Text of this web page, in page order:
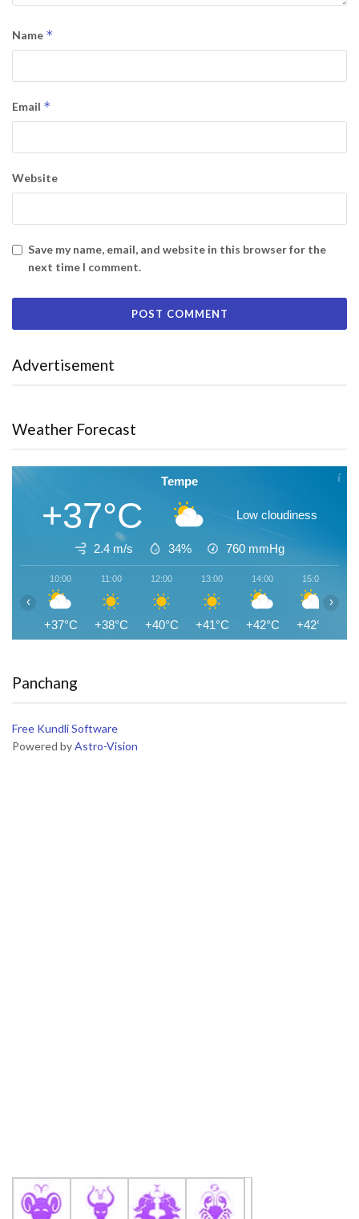
Name *
Email *
Website
Save my name, email, and website in this browser for the
next time I comment.
Advertisement
Weather Forecast
Tempe
+37°C Low cloudiness
2.4 m/s 34% 760 mmHg
10:00
+37°C
11:00
+38°C
12:00
+40°C
13:00
+41°C
14:00
+42°C
15:00
+42°C
‹ ›
Panchang
Free Kundli Software
Powered byAstro-Vision